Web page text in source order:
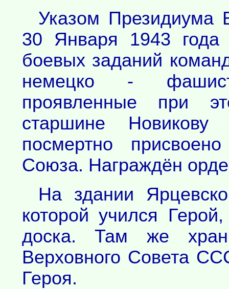
Указом Президиума
30 Января 1943 года
боевых заданий
немецко -
проявленные при
старшине Новикову
посмертно
Союза. Награждён
На здании
которой учился
доска. Там же
Верховного Совета
Героя.